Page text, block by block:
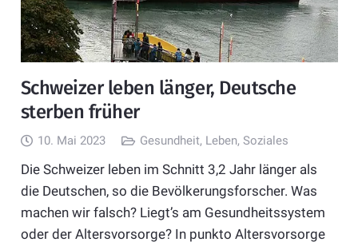
Schweizer leben länger, Deutsche
sterben früher
10. Mai 2023 Gesundheit, Leben,Soziales
Die Schweizer leben im Schnitt 3,2 Jahr länger als
die Deutschen, so die Bevölkerungsforscher. Was
machen wir falsch? Liegt’s am Gesundheitssystem
oder der Altersvorsorge? In punkto Altersvorsorge